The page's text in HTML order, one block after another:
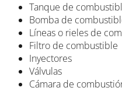
Tanque de
Bomba de
Líneas o rieles de
Filtro de combustible
Inyectores
Válvulas
Cámara de